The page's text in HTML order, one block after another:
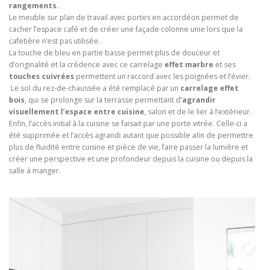
rangements.
Le meuble sur plan de travail avec portes en accordéon permet de
cacher l’espace café et de créer une façade colonne unie lors que la
cafetière n’est pas utilisée.
La touche de bleu en partie basse permet plus de douceur et
d’originalité et la crédence avec ce carrelage effet marbre et ses
touches cuivrées permettent un raccord avec les poignées et l’évier.
Le sol du rez-de-chaussée a été remplacé par un carrelage effet
bois, qui se prolonge sur la terrasse permettant d’agrandir
visuellement l’espace entre cuisine, salon et de le lier à l’extérieur.
Enfin, l’accès initial à la cuisine se faisait par une porte vitrée. Celle-ci a
été supprimée et l’accès agrandi autant que possible afin de permettre
plus de fluidité entre cuisine et pièce de vie, faire passer la lumière et
créer une perspective et une profondeur depuis la cuisine ou depuis la
salle à manger.